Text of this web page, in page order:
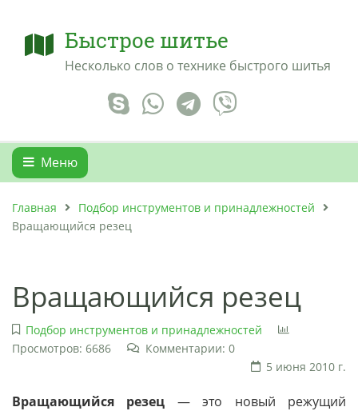
Быстрое шитье
Несколько слов о технике быстрого шитья
Меню
Главная
Подбор инструментов и принадлежностей
Вращающийся резец
Вращающийся резец
Подбор инструментов и принадлежностей
Просмотров: 6686
Комментарии: 0
5 июня 2010 г.
Вращающийся резец — это новый режущий